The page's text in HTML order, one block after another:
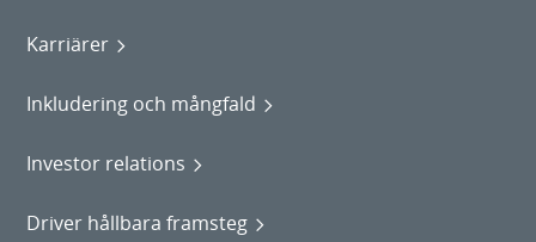
Karriärer
Inkludering och mångfald
Investor relations
Driver hållbara framsteg